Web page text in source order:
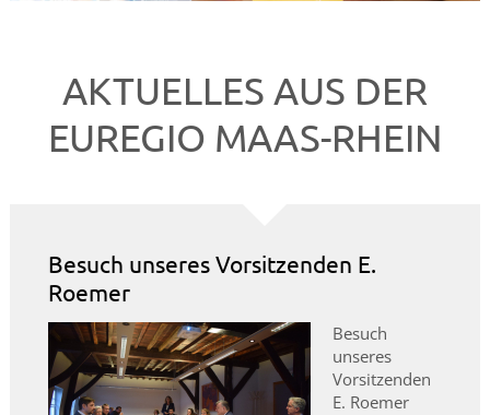
AKTUELLES AUS DER
EUREGIO MAAS-RHEIN
Besuch unseres Vorsitzenden E.
Roemer
Besuch
unseres
Vorsitzenden
E. Roemer